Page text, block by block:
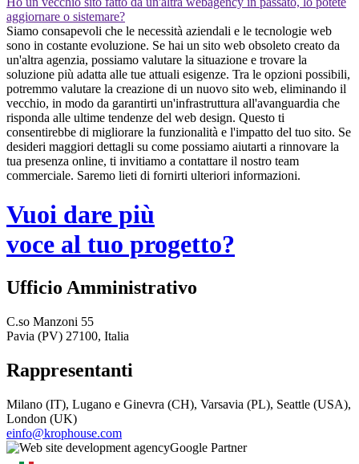
aggiornare o sistemare?
Siamo consapevoli che le necessità aziendali e le tecnologie web
sono in costante evoluzione. Se hai un sito web obsoleto creato da
un'altra agenzia, possiamo valutare la situazione e trovare la
soluzione più adatta alle tue attuali esigenze. Tra le opzioni possibili,
potremmo valutare la creazione di un nuovo sito web, eliminando il
vecchio, in modo da garantirti un'infrastruttura all'avanguardia che
risponda alle ultime tendenze del web design. Questo ti
consentirebbe di migliorare la funzionalità e l'impatto del tuo sito. Se
desideri maggiori dettagli su come possiamo aiutarti a rinnovare la
tua presenza online, ti invitiamo a contattare il nostro team
commerciale. Saremo lieti di fornirti ulteriori informazioni.
Vuoi dare più
voce al tuo progetto?
Ufficio Amministrativo
C.so Manzoni 55
Pavia (PV) 27100, Italia
Rappresentanti
Milano (IT), Lugano e Ginevra (CH), Varsavia (PL), Seattle (USA),
London (UK)
einfo@krophouse.com